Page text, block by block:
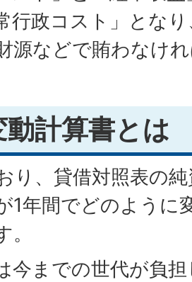
行政コスト」とな
源などで賄わなけ
計算書とは
り、貸借対照表の
1年間でどのように
今までの世代が負